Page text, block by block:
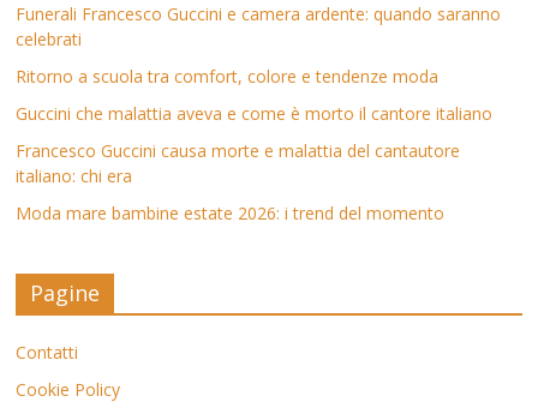
Funerali Francesco Guccini e camera ardente: quando saranno
celebrati
Ritorno a scuola tra comfort, colore e tendenze moda
Guccini che malattia aveva e come è morto il cantore italiano
Francesco Guccini causa morte e malattia del cantautore
italiano: chi era
Moda mare bambine estate 2026: i trend del momento
Pagine
Contatti
Cookie Policy